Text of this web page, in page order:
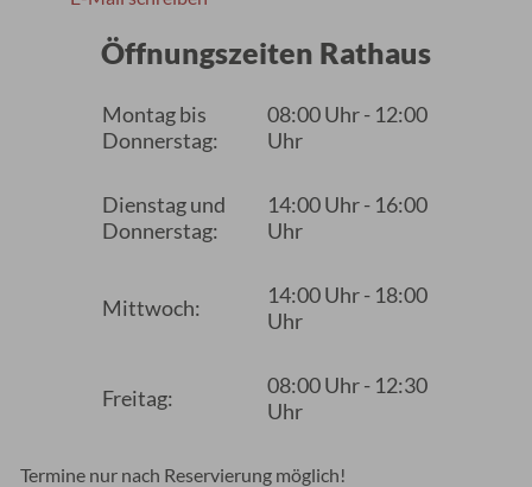
Öffnungszeiten Rathaus
Montag bis
Donnerstag:
08:00 Uhr - 12:00
Uhr
Dienstag und
Donnerstag:
14:00 Uhr - 16:00
Uhr
Mittwoch:
14:00 Uhr - 18:00
Uhr
Freitag:
08:00 Uhr - 12:30
Uhr
Termine nur nach Reservierung möglich!